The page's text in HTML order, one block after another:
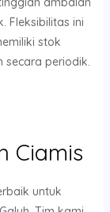
Fleksibilitas ini
stok
secara periodik.
Ciamis
untuk